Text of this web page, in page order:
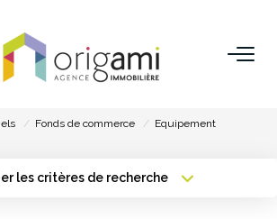
Fonds de commerce
Equipement
les critères de recherche